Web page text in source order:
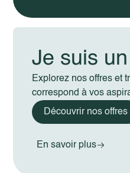
Je suis
Explorez nos offres et
correspond à vos
Découvrir nos offres
En savoir plus